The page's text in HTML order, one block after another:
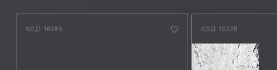
КОД: 16385 КОД: 10328